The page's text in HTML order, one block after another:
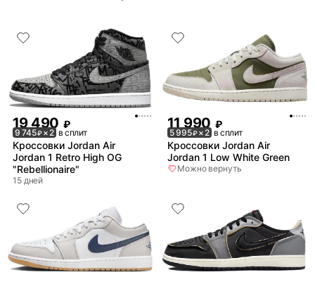
19 490 ₽
9 745₽× 2 в сплит
Кроссовки Jordan Air
Jordan 1 Retro High OG
"Rebellionaire"
15 дней
11 990 ₽
5 995₽× 2 в сплит
Кроссовки Jordan Air
Jordan 1 Low White Green
Можно вернуть